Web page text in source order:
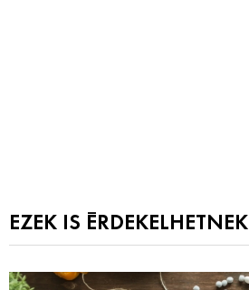
EZEK IS ÉRDEKELHETNEK